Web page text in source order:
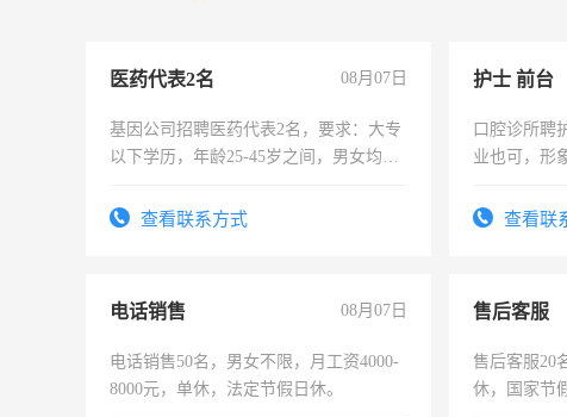
医药代表2名 08月07日
基因公司招聘医药代表2名，要求：大专
以下学历，年龄25-45岁之间，男女均
表或者有医学资质的优先，底薪+绩效，
查看联系方式
护士 前台
口腔诊所聘
业也可，形
查看联
电话销售 08月07日
电话销售50名，男女不限，月工资4000-
8000元，单休，法定节假日休。
售后客服
售后客服20
休，国家节